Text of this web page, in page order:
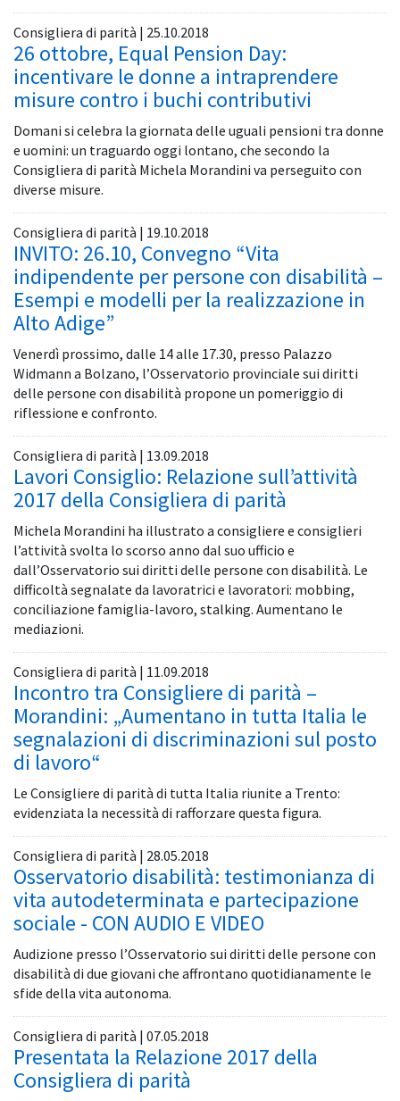
Consigliera di parità | 25.10.2018
26 ottobre, Equal Pension Day:
incentivare le donne a intraprendere
misure contro i buchi contributivi
Domani si celebra la giornata delle uguali pensioni tra donne
e uomini: un traguardo oggi lontano, che secondo la
Consigliera di parità Michela Morandini va perseguito con
diverse misure.
Consigliera di parità | 19.10.2018
INVITO: 26.10, Convegno “Vita
indipendente per persone con disabilità –
Esempi e modelli per la realizzazione in
Alto Adige”
Venerdì prossimo, dalle 14 alle 17.30, presso Palazzo
Widmann a Bolzano, l’Osservatorio provinciale sui diritti
delle persone con disabilità propone un pomeriggio di
riflessione e confronto.
Consigliera di parità | 13.09.2018
Lavori Consiglio: Relazione sull’attività
2017 della Consigliera di parità
Michela Morandini ha illustrato a consigliere e consiglieri
l’attività svolta lo scorso anno dal suo ufficio e
dall’Osservatorio sui diritti delle persone con disabilità. Le
difficoltà segnalate da lavoratrici e lavoratori: mobbing,
conciliazione famiglia-lavoro, stalking. Aumentano le
mediazioni.
Consigliera di parità | 11.09.2018
Incontro tra Consigliere di parità –
Morandini: „Aumentano in tutta Italia le
segnalazioni di discriminazioni sul posto
di lavoro“
Le Consigliere di parità di tutta Italia riunite a Trento:
evidenziata la necessità di rafforzare questa figura.
Consigliera di parità | 28.05.2018
Osservatorio disabilità: testimonianza di
vita autodeterminata e partecipazione
sociale - CON AUDIO E VIDEO
Audizione presso l’Osservatorio sui diritti delle persone con
disabilità di due giovani che affrontano quotidianamente le
sfide della vita autonoma.
Consigliera di parità | 07.05.2018
Presentata la Relazione 2017 della
Consigliera di parità